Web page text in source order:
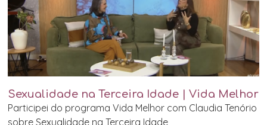
Sexualidade na Terceira Idade | Vida Melhor
Participei do programa Vida Melhor com Claudia Tenório
sobre Sexualidade na Terceira Idade